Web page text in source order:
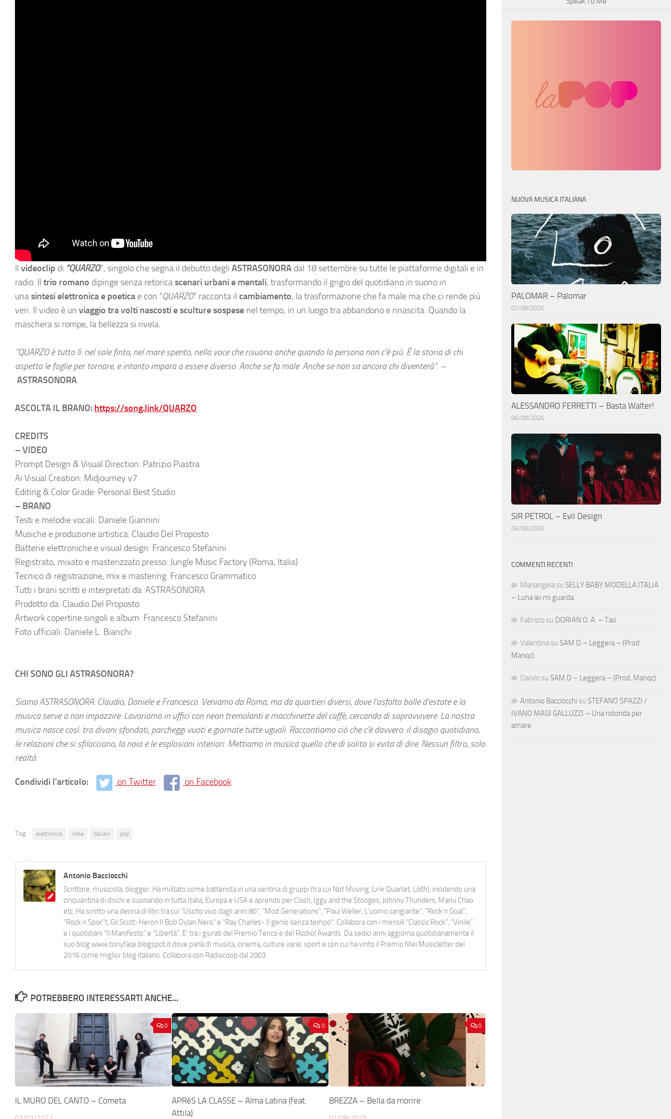
Il videoclip di “QUARZO”, singolo che segna il debutto degli ASTRASONORA dal 18 settembre su tutte le piattaforme digitali e in
radio. Il trio romano dipinge senza retoricascenari urbani e mentali, trasformando il grigio del quotidiano in suono in
unasintesi elettronica e poetica e con “QUARZO” racconta il cambiamento, la trasformazione che fa male ma che ci rende più
veri. Il video è un viaggio tra volti nascosti e sculture sospese nel tempo, in un luogo tra abbandono e rinascita. Quando la
maschera si rompe, la bellezza si rivela.
“QUARZO è tutto lì: nel sole finto, nel mare spento, nella voce che risuona anche quando la persona non c’è più. È la storia di chi
aspetta le foglie per tornare, e intanto impara a essere diverso. Anche se fa male. Anche se non sa ancora chi diventerà”. –
ASTRASONORA.
ASCOLTA IL BRANO: https://song.link/QUARZO
CREDITS
– VIDEO
Prompt Design & Visual Direction: Patrizio Piastra
Ai Visual Creation: Midjourney v7
Editing & Color Grade: Personal Best Studio
– BRANO
Testi e melodie vocali: Daniele Giannini
Musiche e produzione artistica: Claudio Del Proposto
Batterie elettroniche e visual design: Francesco Stefanini
Registrato, mixato e masterizzato presso: Jungle Music Factory (Roma, Italia)
Tecnico di registrazione, mix e mastering: Francesco Grammatico
Tutti i brani scritti e interpretati da: ASTRASONORA
Prodotto da: Claudio Del Proposto
Artwork copertine singoli e album: Francesco Stefanini
Foto ufficiali: Daniele L. Bianchi
CHI SONO GLI ASTRASONORA?
Siamo ASTRASONORA: Claudio, Daniele e Francesco. Veniamo da Roma, ma da quartieri diversi, dove l’asfalto bolle d’estate e la
musica serve a non impazzire. Lavoriamo in uffici con neon tremolanti e macchinette del caffè, cercando di sopravvivere. La nostra
musica nasce così: tra divani sfondati, parcheggi vuoti e giornate tutte uguali. Raccontiamo ciò che c’è davvero: il disagio quotidiano,
le relazioni che si sfilacciano, la noia e le esplosioni interiori. Mettiamo in musica quello che di solito si evita di dire. Nessun filtro, solo
realtà.
Condividi l'articolo: on Twitter on Facebook
Tag: elettronica indie italiani pop
Antonio Bacciocchi
Scrittore, musicista, blogger. Ha militato come batterista in una ventina di gruppi (tra cui Not Moving, Link Quartet, Lilith), incidendo una
cinquantina di dischi e suonando in tutta Italia, Europa e USA e aprendo per Clash, Iggy and the Stooges, Johnny Thunders, Manu Chao
etc. Ha scritto una decina di libri tra cui "Uscito vivo dagli anni 80", "Mod Generations", "Paul Weller, L’uomo cangiante", "Rock n Goal",
"Rock n Spor"t, Gil Scott-Heron Il Bob Dylan Nero" e "Ray Charles- Il genio senza tempo". Collabora con i mensili “Classic Rock”, "Vinile"
e i quotidiani “Il Manifesto” e “Libertà”. E' tra i giurati del Premio Tenco e del Rockol Awards. Da sedici anni aggiorna quotidianamente il
suo blog www.tonyface.blogspot.it dove parla di musica, cinema, culture varie, sport e con cui ha vinto il Premio Mei Musicletter del
2016 come miglior blog italiano. Collabora con Radiocoop dal 2003.
POTREBBERO INTERESSARTI ANCHE...
0
IL MURO DEL CANTO – Cometa
0
APRèS LA CLASSE – Alma Latina (feat.
Attila)
0
BREZZA – Bella da morire
NUOVA MUSICA ITALIANA
PALOMAR – Palomar
07/08/2026
ALESSANDRO FERRETTI – Basta Walter!
06/08/2026
SIR PETROL – Evil Design
06/08/2026
COMMENTI RECENTI
Mariangela su SELLY BABY MODELLA ITALIA
– Luna lei mi guarda
Fabrizio su DORIAN O. A. – Tao
Valentina su SAM D – Leggera – (Prod.
Manqc)
Danilo su SAM D – Leggera – (Prod. Manqc)
Antonio Bacciocchi su STEFANO SPAZZI /
IVANO MAGI GALLUZZI – Una rotonda per
amare